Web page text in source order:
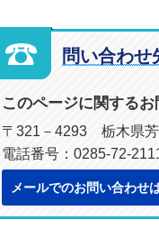
問い合わせ
このページに関する
〒321－4293 栃木県
電話番号：0285-72-
メールでのお問い合わせ